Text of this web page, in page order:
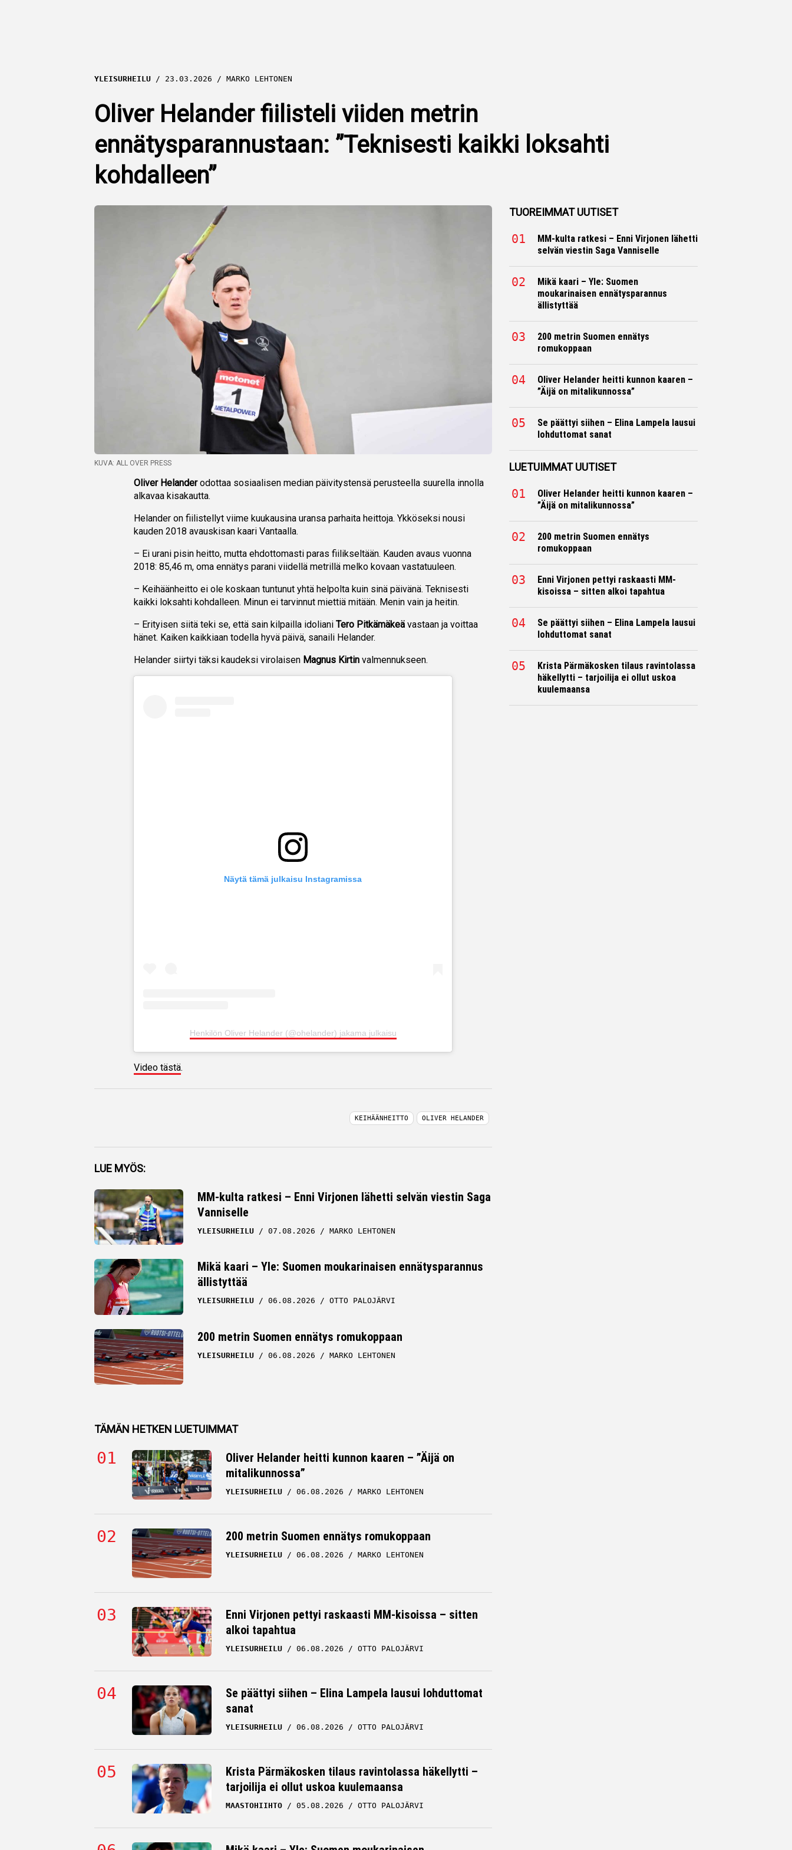
YLEISURHEILU 23.03.2026 MARKO LEHTONEN
Oliver Helander fiilisteli viiden metrin
ennätysparannustaan: ”Teknisesti kaikki loksahti
kohdalleen”
KUVA: ALL OVER PRESS
Oliver Helanderodottaa sosiaalisen median päivitystensä perusteella suurella innolla
alkavaa kisakautta.
Helander on fiilistellyt viime kuukausina uransa parhaita heittoja. Ykköseksi nousi
kauden 2018 avauskisan kaari Vantaalla.
– Ei urani pisin heitto, mutta ehdottomasti paras fiilikseltään. Kauden avaus vuonna
2018: 85,46 m, oma ennätys parani viidellä metrillä melko kovaan vastatuuleen.
– Keihäänheitto ei ole koskaan tuntunut yhtä helpolta kuin sinä päivänä. Teknisesti
kaikki loksahti kohdalleen. Minun ei tarvinnut miettiä mitään. Menin vain ja heitin.
– Erityisen siitä teki se, että sain kilpailla idolianiTero Pitkämäkeä vastaan ja voittaa
hänet. Kaiken kaikkiaan todella hyvä päivä, sanaili Helander.
Helander siirtyi täksi kaudeksi virolaisen Magnus Kirtin valmennukseen.
Näytä tämä julkaisu Instagramissa
Henkilön Oliver Helander (@ohelander) jakama julkaisu
Video tästä.
Facebook
Twitter
Whatsapp
KEIHÄÄNHEITTO OLIVER HELANDER
LUE MYÖS:
MM-kulta ratkesi – Enni Virjonen lähetti selvän viestin Saga
Vanniselle
YLEISURHEILU 07.08.2026 MARKO LEHTONEN
Mikä kaari – Yle: Suomen moukarinaisen ennätysparannus
ällistyttää
YLEISURHEILU 06.08.2026 OTTO PALOJÄRVI
200 metrin Suomen ennätys romukoppaan
YLEISURHEILU 06.08.2026 MARKO LEHTONEN
TÄMÄN HETKEN LUETUIMMAT
Oliver Helander heitti kunnon kaaren – ”Äijä on
mitalikunnossa”
YLEISURHEILU 06.08.2026 MARKO LEHTONEN
200 metrin Suomen ennätys romukoppaan
YLEISURHEILU 06.08.2026 MARKO LEHTONEN
Enni Virjonen pettyi raskaasti MM-kisoissa – sitten
alkoi tapahtua
YLEISURHEILU 06.08.2026 OTTO PALOJÄRVI
Se päättyi siihen – Elina Lampela lausui lohduttomat
sanat
YLEISURHEILU 06.08.2026 OTTO PALOJÄRVI
Krista Pärmäkosken tilaus ravintolassa häkellytti –
tarjoilija ei ollut uskoa kuulemaansa
MAASTOHIIHTO 05.08.2026 OTTO PALOJÄRVI
TUOREIMMAT UUTISET
MM-kulta ratkesi – Enni Virjonen lähetti
selvän viestin Saga Vanniselle
Mikä kaari – Yle: Suomen
moukarinaisen ennätysparannus
ällistyttää
200 metrin Suomen ennätys
romukoppaan
Oliver Helander heitti kunnon kaaren –
”Äijä on mitalikunnossa”
Se päättyi siihen – Elina Lampela lausui
lohduttomat sanat
LUETUIMMAT UUTISET
Oliver Helander heitti kunnon kaaren –
”Äijä on mitalikunnossa”
200 metrin Suomen ennätys
romukoppaan
Enni Virjonen pettyi raskaasti MM-
kisoissa – sitten alkoi tapahtua
Se päättyi siihen – Elina Lampela lausui
lohduttomat sanat
Krista Pärmäkosken tilaus ravintolassa
häkellytti – tarjoilija ei ollut uskoa
kuulemaansa